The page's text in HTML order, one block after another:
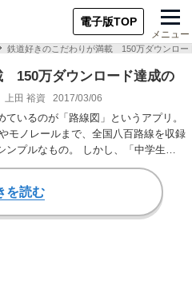
電子版TOP
メニュー
鉄道好きのこだわりが満載 150万ダウンロー
150万ダウンロード達成の
上田 裕資 2017/03/06
いるのが「路線図」というアプリ。
モノレールまで、全国八百路線を収録
ンプルなもの。 しかし、「中学生の
を読む